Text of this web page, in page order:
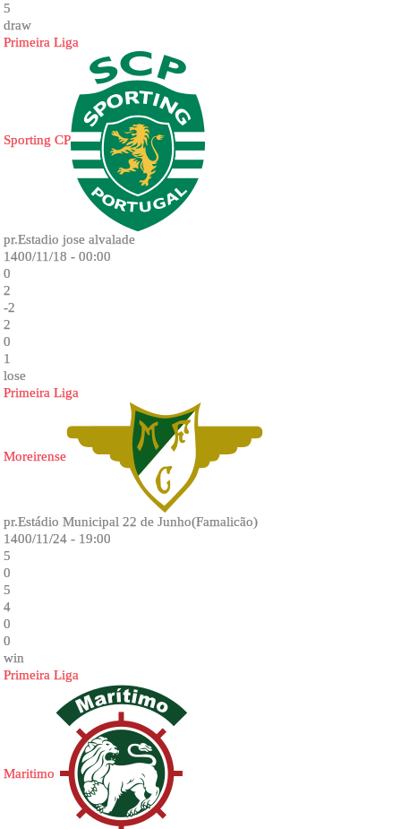
5
draw
Primeira Liga
Sporting CP
pr.Estadio jose alvalade
1400/11/18 - 00:00
0
2
-2
2
0
1
lose
Primeira Liga
Moreirense
pr.Estádio Municipal 22 de Junho(Famalicão)
1400/11/24 - 19:00
5
0
5
4
0
0
win
Primeira Liga
Maritimo